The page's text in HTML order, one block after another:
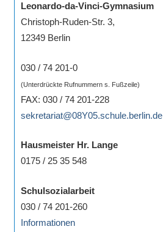
Leonardo-da-Vinci-Gymnasium
Christoph-Ruden-Str. 3,
12349 Berlin
030 / 74 201-0
(Unterdrückte Rufnummern s. Fußzeile)
FAX: 030 / 74 201-228
sekretariat@08Y05.schule.berlin.de
Hausmeister Hr. Lange
0175 / 25 35 548
Schulsozialarbeit
030 / 74 201-260
Informationen